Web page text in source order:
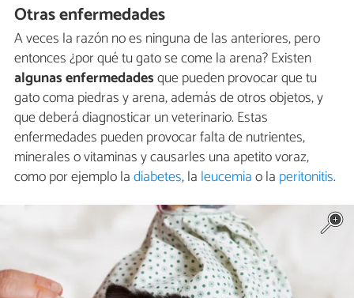
Otras enfermedades
A veces la razón no es ninguna de las anteriores, pero
entonces ¿por qué tu gato se come la arena? Existen
algunas enfermedadesque pueden provocar que tu
gato coma piedras y arena, además de otros objetos, y
que deberá diagnosticar un veterinario. Estas
enfermedades pueden provocar falta de nutrientes,
minerales o vitaminas y causarles una apetito voraz,
como por ejemplo ladiabetes, la leucemiao la peritonitis.